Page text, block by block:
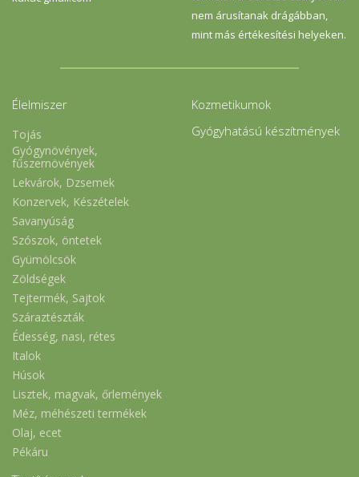
nem árusítanak drágábban,
mint más értékesítési helyeken.
Élelmiszer
Tojás
Gyógynövények,
fűszernövények
Lekvárok, Dzsemek
Konzervek, Készételek
Savanyúság
Szószok, öntetek
Gyümölcsök
Zöldségek
Tejtermék, Sajtok
Száraztészták
Édesség, nasi, rétes
Italok
Húsok
Lisztek, magvak, őrlemények
Méz, méhészeti termékek
Olaj, ecet
Pékáru
Kozmetikumok
Gyógyhatású készítmények